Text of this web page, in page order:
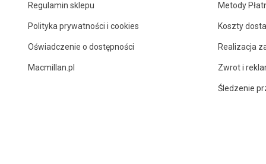
Regulamin sklepu
Polityka prywatności i cookies
Oświadczenie o dostępności
Macmillan.pl
Metody
Koszty
Realizacja
Zwrot i
Śledzenie